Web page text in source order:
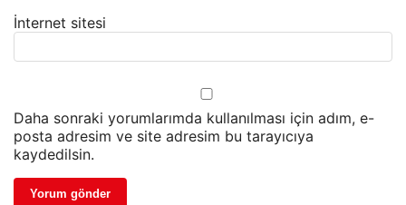
İnternet sitesi
Daha sonraki yorumlarımda kullanılması için adım, e-
posta adresim ve site adresim bu tarayıcıya
kaydedilsin.